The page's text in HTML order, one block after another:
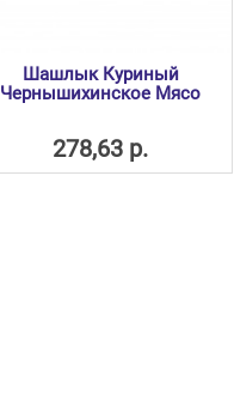
Шашлык Куриный
Чернышихинское Мясо
278,63 р.